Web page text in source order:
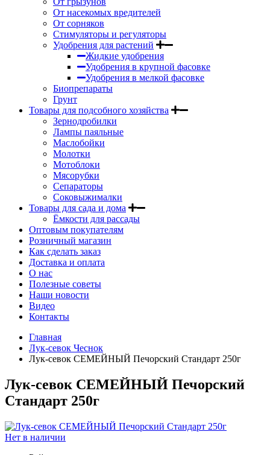
От насекомых вредителей
От сорняков
Стимуляторы и регуляторы
Удобрения для растений
Жидкие удобрения
Удобрения в крупной фасовке
Удобрения в мелкой фасовке
Биопрепараты
Грунт
Товары для подсобного хозяйства
Зернодробилки
Лампы паяльные
Маслобойки
Молотки
Мотоблоки
Мясорубки
Сепараторы
Соковыжималки
Товары для сада и дома
Ёмкости для рассады
Оптовым покупателям
Розничный магазин
Как сделать заказ
Доставка и оплата
О нас
Полезные советы
Наши новости
Видео
Контакты
Главная
Лук-севок Чеснок
Лук-севок СЕМЕЙНЫЙ Печорский Стандарт 250г
Лук-севок СЕМЕЙНЫЙ Печорский
Стандарт 250г
Нет в наличии